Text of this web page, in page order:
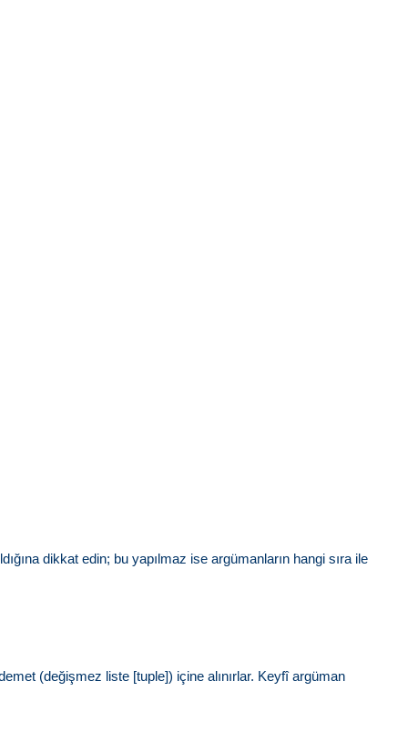
dikkat edin; bu yapılmaz ise argümanların hangi sıra ile
(değişmez liste [tuple]) içine alınırlar. Keyfî argüman